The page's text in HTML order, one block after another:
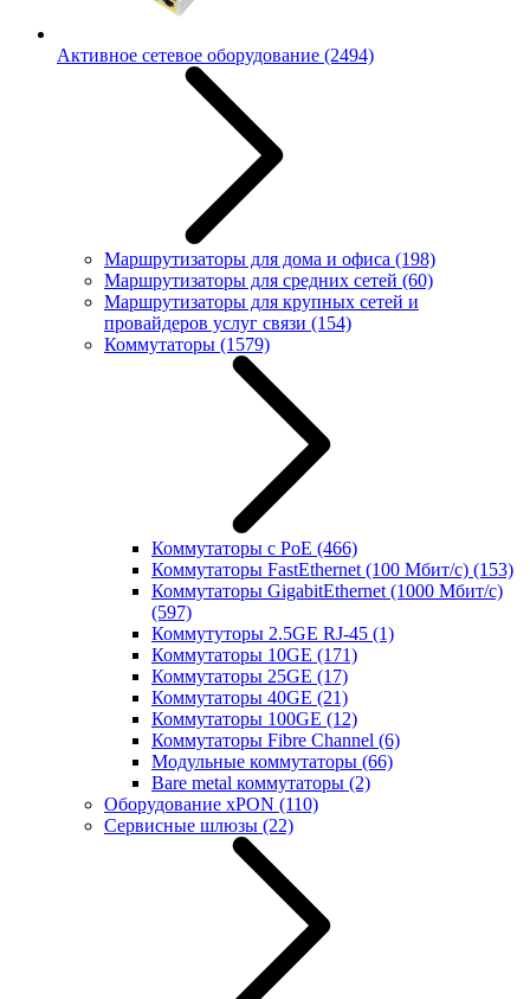
Активное сетевое оборудование (2494)
Маршрутизаторы для дома и офиса (198)
Маршрутизаторы для средних сетей (60)
Маршрутизаторы для крупных сетей и
провайдеров услуг связи (154)
Коммутаторы (1579)
Коммутаторы с PoE (466)
Коммутаторы FastEthernet (100 Мбит/с) (153)
Коммутаторы GigabitEthernet (1000 Мбит/с)
(597)
Коммутуторы 2.5GE RJ-45 (1)
Коммутаторы 10GE (171)
Коммутаторы 25GE (17)
Коммутаторы 40GE (21)
Коммутаторы 100GE (12)
Коммутаторы Fibre Channel (6)
Модульные коммутаторы (66)
Bare metal коммутаторы (2)
Оборудование xPON (110)
Сервисные шлюзы (22)